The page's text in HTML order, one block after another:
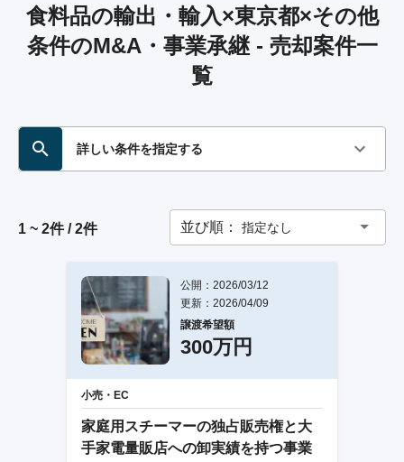
食料品の輸出・輸入×東京都×その他
条件のM&A・事業承継 - 売却案件一
覧
詳しい条件を指定する
1 ~ 2件 / 2件 並び順： 指定なし
公開：2026/03/12
更新：2026/04/09
譲渡希望額
300万円
小売・EC
家庭用スチーマーの独占販売権と大
手家電量販店への卸実績を持つ事業